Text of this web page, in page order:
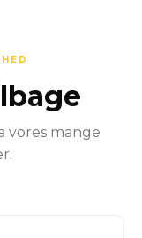
vores mange